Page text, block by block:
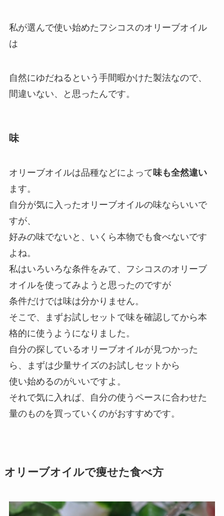
私が選んで使い始めたフシコスのオリーブオイル
は
自然にゆだねるという手間暇かけた製法なので、
間違いない、と思ったんです。
味
オリーブオイルは品種などによって味も全然違い
ます。
自分が気に入ったオリーブオイルの味ならいいで
すが、
好みの味でないと、いくら本物でも食べないです
よね。
私はいろいろな条件をみて、フシコスのオリーブ
オイルを使ってみようと思ったのですが
条件だけでは味は分かりません。
そこで、まずお試しセットで味を確認してから本
格的に使うようになりました。
自分の探しているオリーブオイルが見つかった
ら、まずは少量サイズのお試しセットから
使い始めるのがいいですよ。
それで気に入れば、自分の使うペースに合わせた
量のものを買っていくのがおすすめです。
オリーブオイルで痩せた食べ方